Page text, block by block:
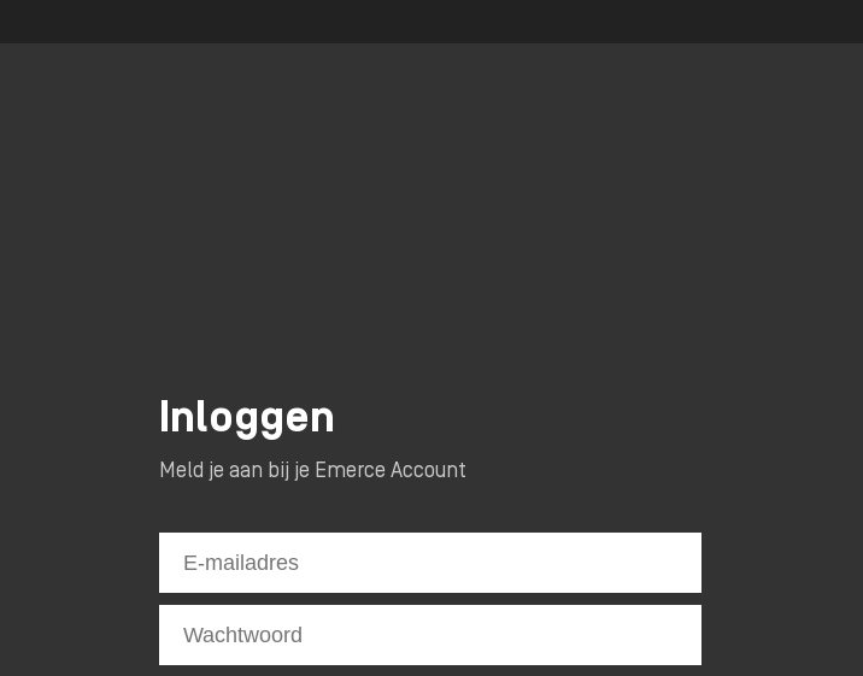
Inloggen
Meld je aan bij je Emerce Account